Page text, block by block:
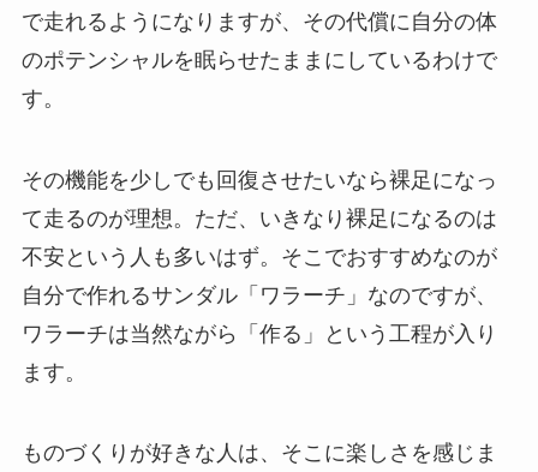
で走れるようになりますが、その代償に自分の体
のポテンシャルを眠らせたままにしているわけで
す。
その機能を少しでも回復させたいなら裸足になっ
て走るのが理想。ただ、いきなり裸足になるのは
不安という人も多いはず。そこでおすすめなのが
自分で作れるサンダル「ワラーチ」なのですが、
ワラーチは当然ながら「作る」という工程が入り
ます。
ものづくりが好きな人は、そこに楽しさを感じま